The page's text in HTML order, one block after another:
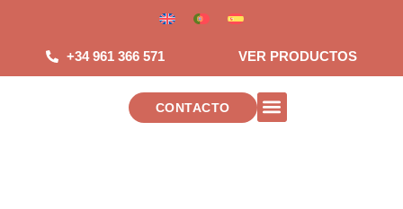
contenido
+34 961 366 571 VER PRODUCTOS
CONTACTO